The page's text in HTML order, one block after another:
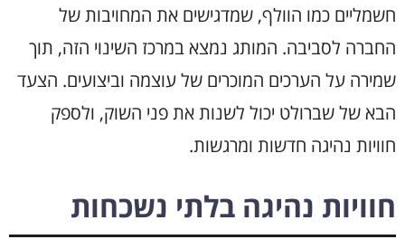
חשמליים כמו הוולף, שמדגישים את המחויבות של
החברה לסביבה. המותג נמצא במרכז השינוי הזה, תוך
שמירה על הערכים המוכרים של עוצמה וביצועים. הצעד
הבא של שברולט יכול לשנות את פני השוק, ולספק
חוויות נהיגה חדשות ומרגשות.
חוויות נהיגה בלתי נשכחות